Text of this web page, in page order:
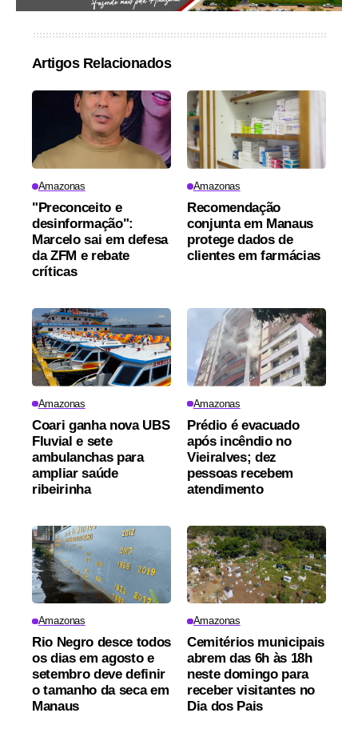
Artigos Relacionados
Amazonas
"Preconceito e
desinformação":
Marcelo sai em defesa
da ZFM e rebate
críticas
Amazonas
Recomendação
conjunta em Manaus
protege dados de
clientes em farmácias
Amazonas
Coari ganha nova UBS
Fluvial e sete
ambulanchas para
ampliar saúde
ribeirinha
Amazonas
Prédio é evacuado
após incêndio no
Vieiralves; dez
pessoas recebem
atendimento
Amazonas
Rio Negro desce todos
os dias em agosto e
setembro deve definir
o tamanho da seca em
Manaus
Amazonas
Cemitérios municipais
abrem das 6h às 18h
neste domingo para
receber visitantes no
Dia dos Pais